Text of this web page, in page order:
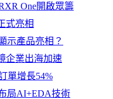
One開啟眾籌
式亮相
示產品亮相？
企業出海加速
單增長54%
局AI+EDA技術